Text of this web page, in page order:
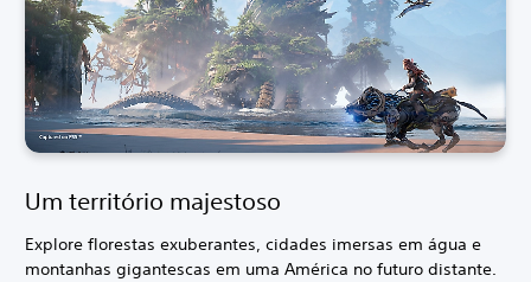
Um território majestoso
Explore florestas exuberantes, cidades imersas em água e
montanhas gigantescas em uma América no futuro distante.